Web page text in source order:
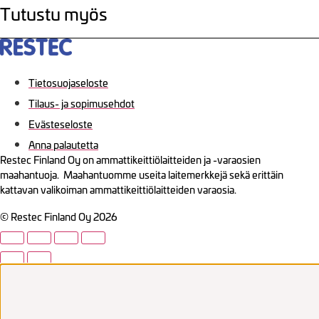
Tutustu myös
Tietosuojaseloste
Tilaus- ja sopimusehdot
Evästeseloste
Anna palautetta
Restec Finland Oy on ammattikeittiölaitteiden ja -varaosien
maahantuoja. Maahantuomme useita laitemerkkejä sekä erittäin
kattavan valikoiman ammattikeittiölaitteiden varaosia.
© Restec Finland Oy 2026